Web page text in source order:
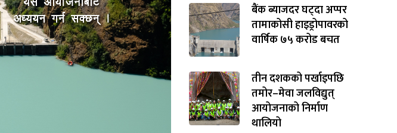
बैंक ब्याजदर घट्दा अप्पर
तामाकोसी हाइड्रोपावरको
वार्षिक ७५ करोड बचत
तीन दशकको पर्खाइपछि
तमोर–मेवा जलविद्युत्
आयोजनाको निर्माण
थालियो